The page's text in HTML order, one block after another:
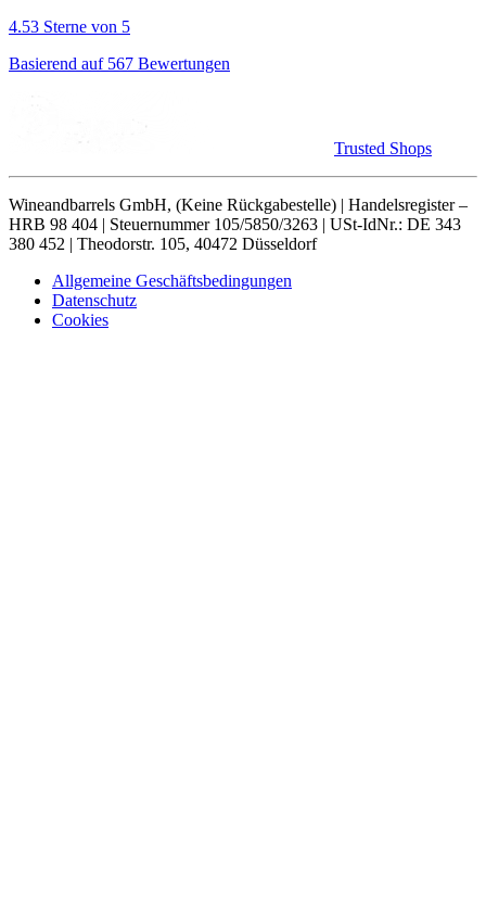
4.53 Sterne von 5
Basierend auf 567 Bewertungen
Trusted Shops
Wineandbarrels GmbH, (Keine Rückgabestelle) | Handelsregister –
HRB 98 404 | Steuernummer 105/5850/3263 | USt-IdNr.: DE 343
380 452 | Theodorstr. 105, 40472 Düsseldorf
Allgemeine Geschäftsbedingungen
Datenschutz
Cookies